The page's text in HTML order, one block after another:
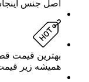
اصل جنس
بهترین قیمت
همیشه زیر قیمت